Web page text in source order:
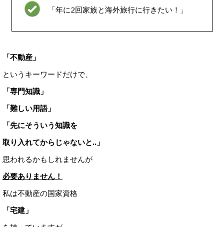
「年に2回家族と海外旅行に行きたい！」
「不動産」
というキーワードだけで、
「専門知識」
「難しい用語」
「先にそういう知識を
取り入れてからじゃないと..」
思われるかもしれませんが
必要ありません！
私は不動産の国家資格
「宅建」